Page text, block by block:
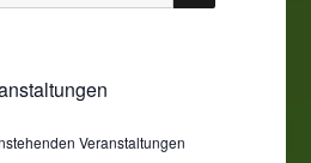
Veranstaltungen